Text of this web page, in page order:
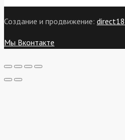
Создание и продвижение: direct18
Мы Вконтакте